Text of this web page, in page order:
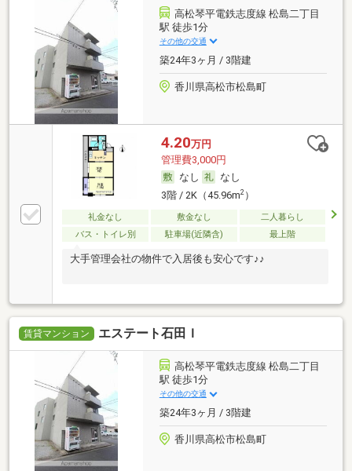
高松琴平電鉄志度線 松島二丁目
駅 徒歩1分
その他の交通
築24年3ヶ月 / 3階建
香川県高松市松島町
4.20万円
管理費3,000円
なし
なし
3階 / 2K（45.96m2）
礼金なし 敷金なし
二人暮らし
バス・トイレ別
駐車場(近隣含) 最上階
大手管理会社の物件で入居後も安心です♪♪
賃貸マンション エステート石田Ｉ
高松琴平電鉄志度線 松島二丁目
駅 徒歩1分
その他の交通
築24年3ヶ月 / 3階建
香川県高松市松島町